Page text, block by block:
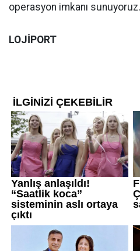
operasyon imkanı
LOJİPORT